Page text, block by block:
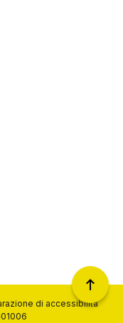
di accessibilità